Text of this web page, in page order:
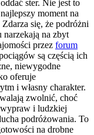
ster. Nie jest to
moment na
się, że podróżni
narzekają na zbyt
przez forum
są częścią ich
niewygodne
oferuje
i własny charakter.
zwolnić, choć
wypraw i ludzkiej
podróżowania. To
na drobne